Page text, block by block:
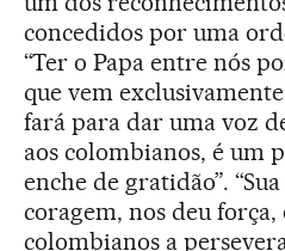
concedidos por uma
“Ter o Papa entre nós
que vem
fará para dar uma voz
aos colombianos, é um
enche de gratidão”.
coragem, nos deu força,
colombianos a